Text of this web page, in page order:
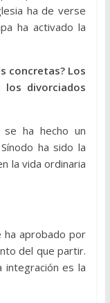
ha de verse
ha activado la
concretas? Los
los divorciados
ha hecho un
ha sido la
la vida ordinaria
ha aprobado por
del que partir.
integración es la